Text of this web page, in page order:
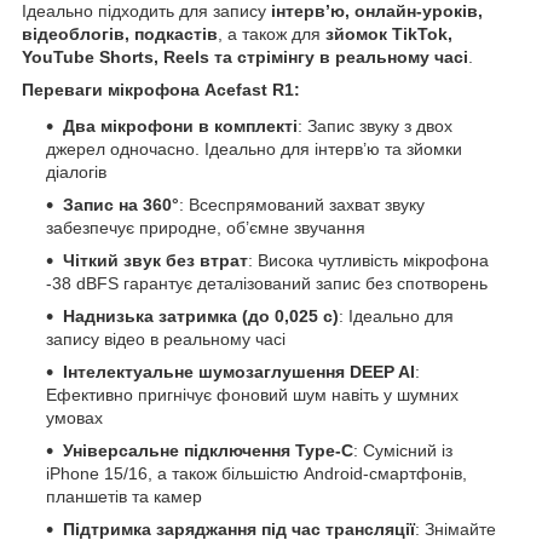
Ідеально підходить для запису інтерв’ю, онлайн-уроків,
відеоблогів, подкастів, а також для зйомок TikTok,
YouTube Shorts, Reels та стрімінгу в реальному часі.
Переваги мікрофона Acefast R1:
Два мікрофони в комплекті: Запис звуку з двох
джерел одночасно. Ідеально для інтерв’ю та зйомки
діалогів
Запис на 360°: Всеспрямований захват звуку
забезпечує природне, об’ємне звучання
Чіткий звук без втрат: Висока чутливість мікрофона
-38 dBFS гарантує деталізований запис без спотворень
Наднизька затримка (до 0,025 с): Ідеально для
запису відео в реальному часі
Інтелектуальне шумозаглушення DEEP AI:
Ефективно пригнічує фоновий шум навіть у шумних
умовах
Універсальне підключення Type-C: Сумісний із
iPhone 15/16, а також більшістю Android-смартфонів,
планшетів та камер
Підтримка заряджання під час трансляції: Знімайте